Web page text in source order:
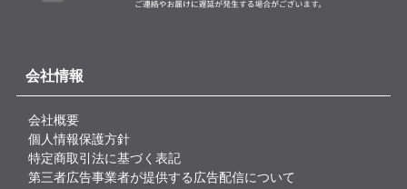
会社情報
会社概要
個人情報保護方針
特定商取引法に基づく表記
第三者広告事業者が提供する広告配信について